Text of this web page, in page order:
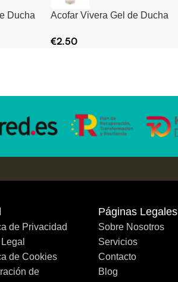
Ducha
Acofar Vivera Gel de Ducha
ml
€2.50
de Privacidad
de Cookies
de
Páginas Legales
Sobre Nosotros
Servicios
Contacto
Blog